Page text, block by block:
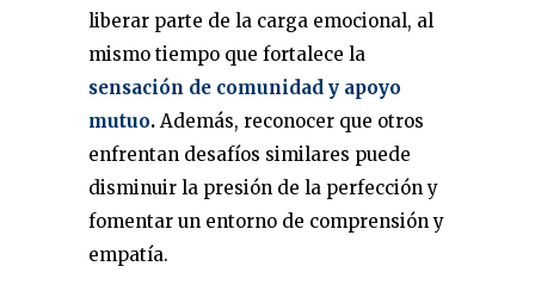
liberar parte de la carga emocional, al
mismo tiempo que fortalece la
sensación de comunidad y apoyo
mutuo. Además, reconocer que otros
enfrentan desafíos similares puede
disminuir la presión de la perfección y
fomentar un entorno de comprensión y
empatía.